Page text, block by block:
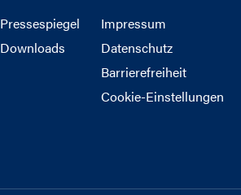
Pressespiegel
Downloads
Impressum
Datenschutz
Barrierefreiheit
Cookie-Einstellungen